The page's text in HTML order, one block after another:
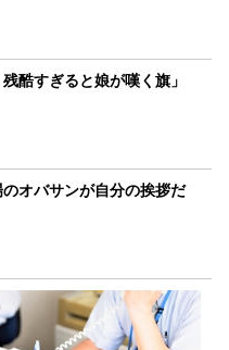
酷すぎると娘が嘆く旗」
のオバサンが自分の挨拶だ